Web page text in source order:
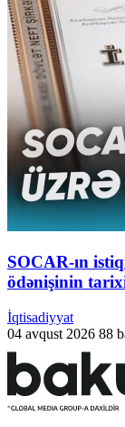
SOCAR-ın
ödənişinin
İqtisadiyyat
04 avqust 2026 88